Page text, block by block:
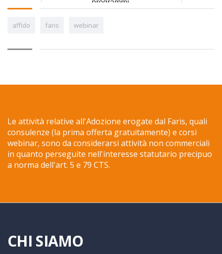
programmi.
affido faris webinar
Le attività relative all'Adozione erogate dal Faris, quali
consulenze (la prima offerta gratuitamente) e corsi
webinar, sono da considerarsi attività non commerciali
in quanto perseguite nell'interesse statutario precipuo
a norma dell'art. 5 e 79 CTS.
CHI SIAMO